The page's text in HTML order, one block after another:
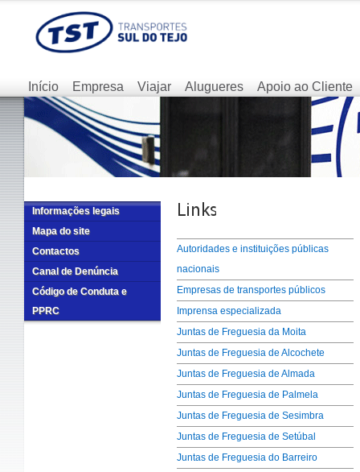
Início Empresa Viajar Alugueres Apoio ao Cliente
Informações legais
Mapa do site
Contactos
Canal de Denúncia
Código de Conduta e
PPRC
Autoridades e instituições públicas
nacionais
Empresas de transportes públicos
Imprensa especializada
Juntas de Freguesia da Moita
Juntas de Freguesia de Alcochete
Juntas de Freguesia de Almada
Juntas de Freguesia de Palmela
Juntas de Freguesia de Sesimbra
Juntas de Freguesia de Setúbal
Juntas de Freguesia do Barreiro